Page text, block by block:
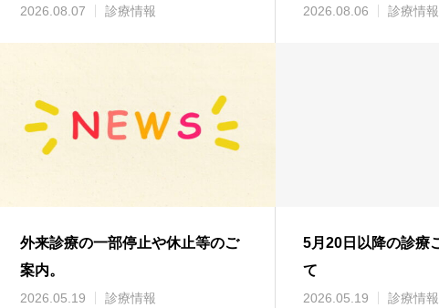
2026.08.07 診療情報 2026.08.06 診療情報
外来診療の一部停止や休止等のご
案内。
2026.05.19 診療情報
5月20日以降の診療
て
2026.05.19 診療情報